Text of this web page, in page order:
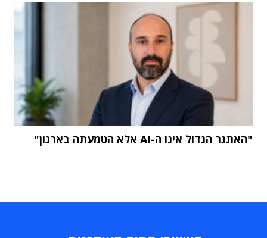
"האתגר הגדול אינו ה-AI אלא הטמעתה בארגון"